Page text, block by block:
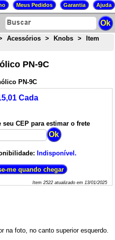
Acessórios > Knobs >
Item
PN-9C
PN-9C
Cada
seu CEP para estimar o frete
Indisponível.
Item 2522atualizado em 13/01/2025
na foto, no canto superior esquerdo.